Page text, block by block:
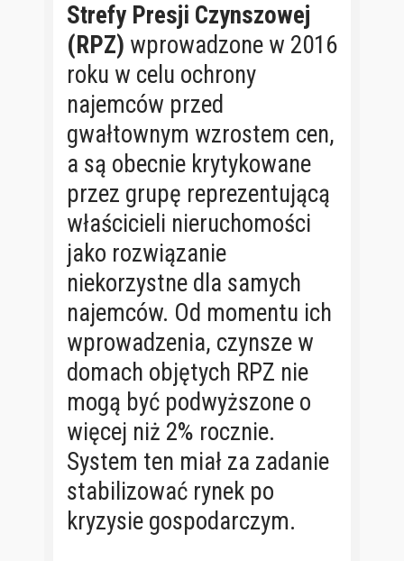
Strefy Presji Czynszowej
(RPZ) wprowadzone w 2016
roku w celu ochrony
najemców przed
gwałtownym wzrostem cen,
a są obecnie krytykowane
przez grupę reprezentującą
właścicieli nieruchomości
jako rozwiązanie
niekorzystne dla samych
najemców. Od momentu ich
wprowadzenia, czynsze w
domach objętych RPZ nie
mogą być podwyższone o
więcej niż 2% rocznie.
System ten miał za zadanie
stabilizować rynek po
kryzysie gospodarczym.